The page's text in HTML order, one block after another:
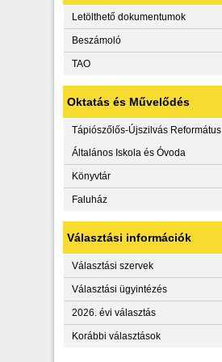
Letölthető dokumentumok
Beszámoló
TAO
Oktatás és Művelődés
Tápiószőlős-Újszilvás Református
Általános Iskola és Óvoda
Könyvtár
Faluház
Választási információk
Választási szervek
Választási ügyintézés
2026. évi választás
Korábbi választások